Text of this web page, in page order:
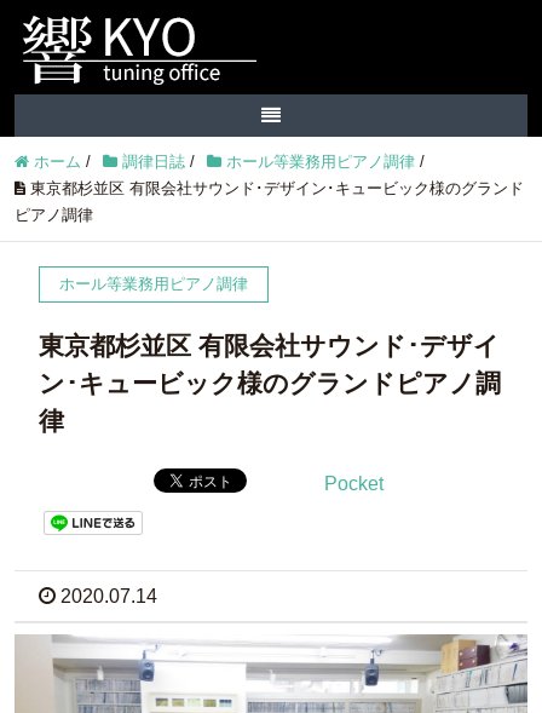
ホーム / 調律日誌 / ホール等業務用ピアノ調律 /
東京都杉並区 有限会社サウンド･デザイン･キュービック様のグランド
ピアノ調律
ホール等業務用ピアノ調律
東京都杉並区 有限会社サウンド･デザイ
ン･キュービック様のグランドピアノ調
律
Pocket
2020.07.14